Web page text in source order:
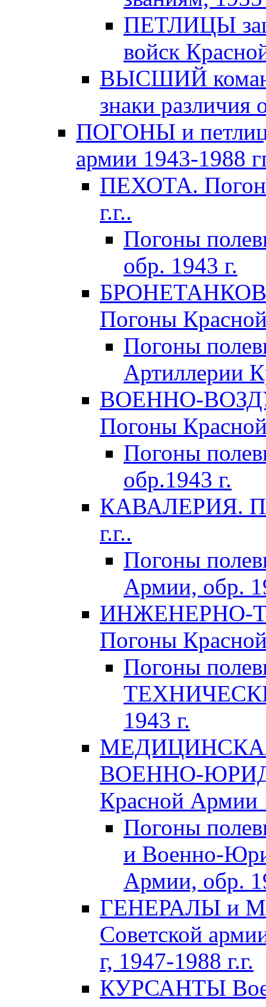
ПЕТЛИЦЫ
войск
ВЫСШИЙ
знаки различия
ПОГОНЫ и
армии 1943-1988
ПЕХОТА.
г.г..
Погоны
обр. 1943 г.
Погоны
Погоны
Артиллерии
ВОЕННО-
Погоны
Погоны
обр.1943 г.
КАВАЛЕРИЯ.
г.г..
Погоны
Армии, обр.
ИНЖЕНЕРНО-
Погоны
Погоны
1943 г.
ВОЕННО-
Красной Армии
Погоны
и Военно-
Армии, обр.
ГЕНЕРАЛЫ и
Советской
г, 1947-1988 г.г.
КУРСАНТЫ